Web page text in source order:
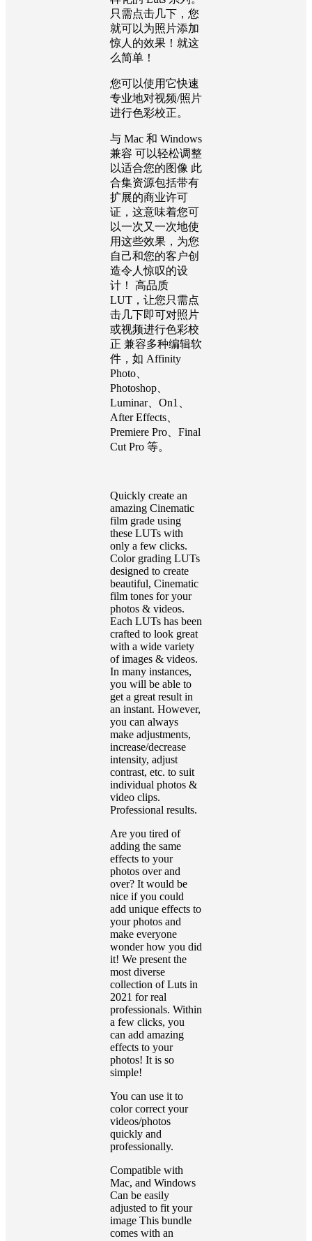
只需点击几下，您
就可以为照片添加
惊人的效果！就这
么简单！
您可以使用它快速
专业地对视频/照片
进行色彩校正。
与 Mac 和 Windows
兼容 可以轻松调整
以适合您的图像 此
合集资源包括带有
扩展的商业许可
证，这意味着您可
以一次又一次地使
用这些效果，为您
自己和您的客户创
造令人惊叹的设
计！ 高品质
LUT，让您只需点
击几下即可对照片
或视频进行色彩校
正 兼容多种编辑软
件，如 Affinity
Photo、
Photoshop、
Luminar、On1、
After Effects、
Premiere Pro、Final
Cut Pro 等。
Quickly create an
amazing Cinematic
film grade using
these LUTs with
only a few clicks.
Color grading LUTs
designed to create
beautiful, Cinematic
film tones for your
photos & videos.
Each LUTs has been
crafted to look great
with a wide variety
of images & videos.
In many instances,
you will be able to
get a great result in
an instant. However,
you can always
make adjustments,
increase/decrease
intensity, adjust
contrast, etc. to suit
individual photos &
video clips.
Professional results.
Are you tired of
adding the same
effects to your
photos over and
over? It would be
nice if you could
add unique effects to
your photos and
make everyone
wonder how you did
it! We present the
most diverse
collection of Luts in
2021 for real
professionals. Within
a few clicks, you
can add amazing
effects to your
photos! It is so
simple!
You can use it to
color correct your
videos/photos
quickly and
professionally.
Compatible with
Mac, and Windows
Can be easily
adjusted to fit your
image This bundle
comes with an